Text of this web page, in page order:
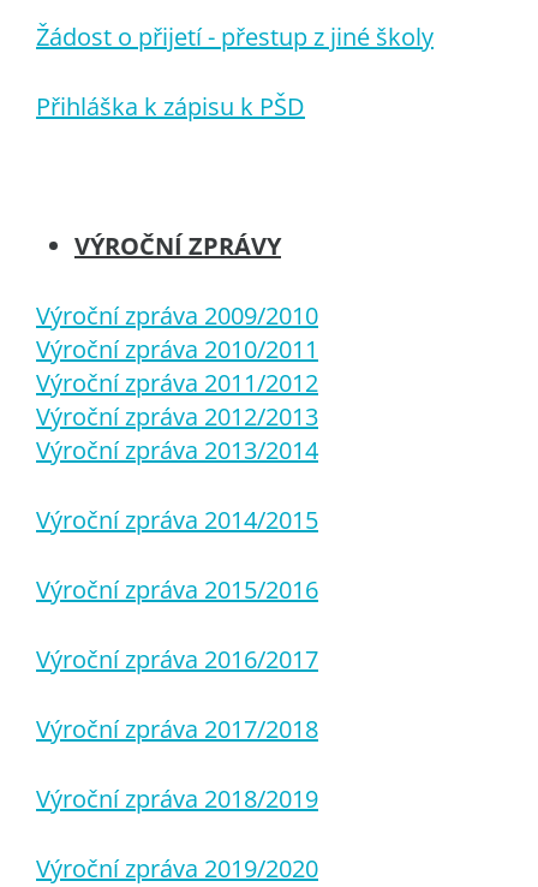
Žádost o přijetí - přestup z jiné školy
Přihláška k zápisu k PŠD
VÝROČNÍ ZPRÁVY
Výroční zpráva 2009/2010
Výroční zpráva 2010/2011
Výroční zpráva 2011/2012
Výroční zpráva 2012/2013
Výroční zpráva 2013/2014
Výroční zpráva 2014/2015
Výroční zpráva 2015/2016
Výroční zpráva 2016/2017
Výroční zpráva 2017/2018
Výroční zpráva 2018/2019
Výroční zpráva 2019/2020